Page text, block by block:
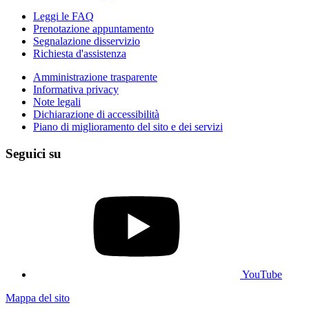
Leggi le FAQ
Prenotazione appuntamento
Segnalazione disservizio
Richiesta d'assistenza
Amministrazione trasparente
Informativa privacy
Note legali
Dichiarazione di accessibilità
Piano di miglioramento del sito e dei servizi
Seguici su
YouTube
Mappa del sito